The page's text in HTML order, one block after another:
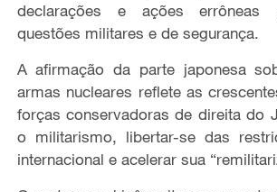
declarações e ações errôneas
questões militares e de segurança.
A afirmação da parte japonesa
armas nucleares refleteas
forças conservadoras de direita do
o militarismo, libertar-se das
internacional e acelerar sua